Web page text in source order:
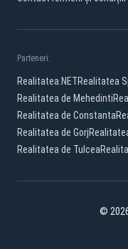
Parteneri:
Realitatea.NETRealitatea
Realitatea de Mehedinti
Realitatea de Constanta
Realitatea de Gorj
Realitatea de Tulcea
©